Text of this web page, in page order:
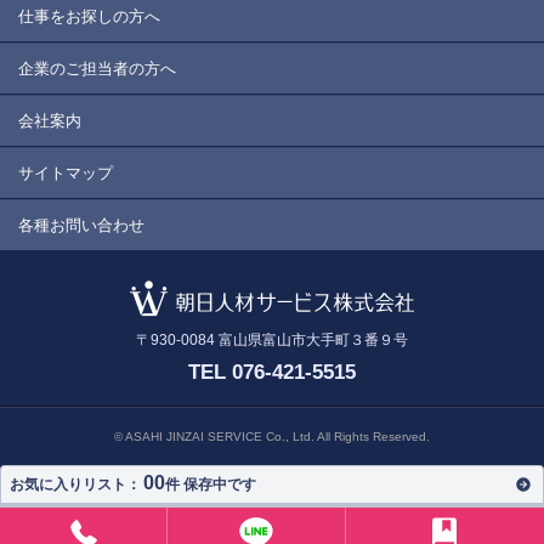
仕事をお探しの方へ
企業のご担当者の方へ
会社案内
サイトマップ
各種お問い合わせ
〒930-0084 富山県富山市大手町３番９号
TEL 076-421-5515
© ASAHI JINZAI SERVICE Co., Ltd. All Rights Reserved.
お気に入りリスト： 00件 保存中です